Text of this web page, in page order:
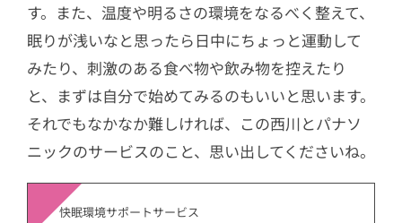
す。また、温度や明るさの環境をなるべく整えて、
眠りが浅いなと思ったら日中にちょっと運動して
みたり、刺激のある食べ物や飲み物を控えたり
と、まずは自分で始めてみるのもいいと思います。
それでもなかなか難しければ、この西川とパナソ
ニックのサービスのこと、思い出してくださいね。
快眠環境サポートサービス